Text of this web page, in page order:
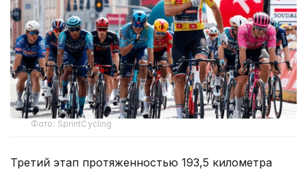
Фото: SprintCycling
Третий этап протяженностью 193,5 километра